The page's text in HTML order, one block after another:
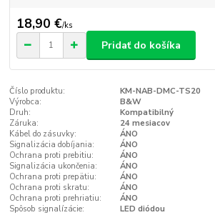
18,90 €/ks
Pridať do košíka
Číslo produktu:
KM-NAB-DMC-TS20
Výrobca:
B&W
Druh:
Kompatibilný
Záruka:
24 mesiacov
Kábel do zásuvky:
ÁNO
Signalizácia dobíjania:
ÁNO
Ochrana proti prebitiu:
ÁNO
Signalizácia ukončenia:
ÁNO
Ochrana proti prepätiu:
ÁNO
Ochrana proti skratu:
ÁNO
Ochrana proti prehriatiu:
ÁNO
Spôsob signalízácie:
LED diódou